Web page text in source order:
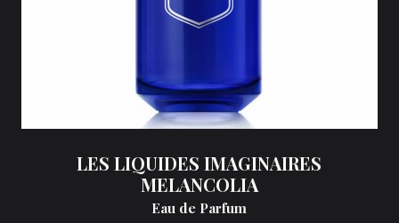
LES LIQUIDES IMAGINAIRES
MELANCOLIA
Eau de Parfum